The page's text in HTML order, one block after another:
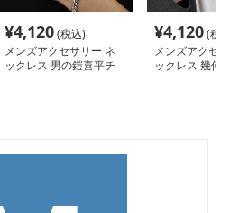
¥4,120(税込)
メンズアクセサリー ネ
ックレス 男の鎧喜平チ
¥4,120(税
メンズアクセ
ックレス 幾何